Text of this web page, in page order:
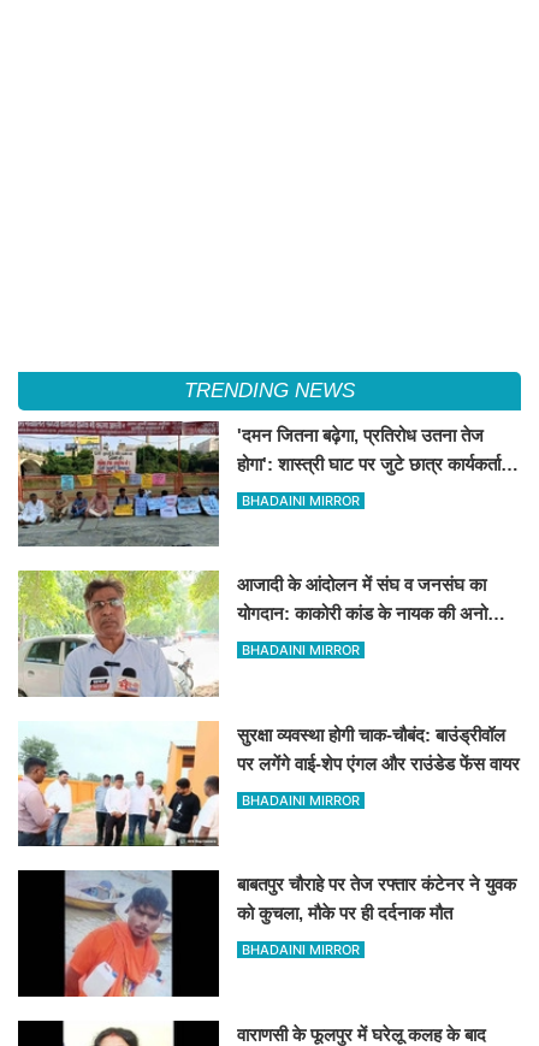
TRENDING NEWS
'दमन जितना बढ़ेगा, प्रतिरोध उतना तेज
होगा': शास्त्री घाट पर जुटे छात्र कार्यकर्ताओं
की केंद्र को ललकार
BHADAINI MIRROR
आजादी के आंदोलन में संघ व जनसंघ का
योगदान: काकोरी कांड के नायक की अनोखी
दास्तां
BHADAINI MIRROR
सुरक्षा व्यवस्था होगी चाक-चौबंद: बाउंड्रीवॉल
पर लगेंगे वाई-शेप एंगल और राउंडेड फेंस वायर
BHADAINI MIRROR
बाबतपुर चौराहे पर तेज रफ्तार कंटेनर ने युवक
को कुचला, मौके पर ही दर्दनाक मौत
BHADAINI MIRROR
वाराणसी के फूलपुर में घरेलू कलह के बाद